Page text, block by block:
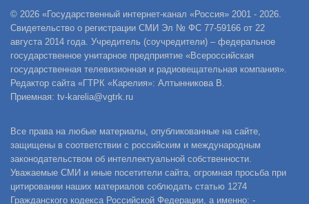
© 2026 «Государственный интернет-канал «Россия» 2001 - 2026.
Свидетельство о регистрации СМИ Эл № ФС 77-59166 от 22
августа 2014 года. Учредитель (соучредители) – федеральное
государственное унитарное предприятие «Всероссийская
государственная телевизионная и радиовещательная компания».
Редактор сайта «ГТРК «Карелия»: Алтынникова В.
Приемная: tv-karelia@vgtrk.ru
Все права на любые материалы, опубликованные на сайте,
защищены в соответствии с российским и международным
законодательством об интеллектуальной собственности.
Уважаемые СМИ и иные посетители сайта, огромная просьба при
цитировании наших материалов соблюдать статью 1274
Гражданского кодекса Российской Федерации, а именно: -